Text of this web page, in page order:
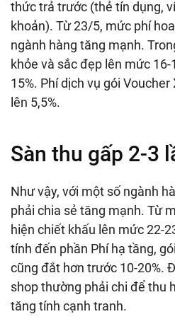
thức trả trước (thẻ tín dụng,
khoản). Từ 23/5, mức phí
ngành hàng tăng mạnh.
khỏe và sắc đẹp lên mức
15%. Phí dịch vụ gói
lên 5,5%.
Sàn thu gấp 2-3
Như vậy, với một số ngành
phải chia sẻ tăng mạnh. Từ
hiện chiết khấu lên mức 22-
tính đến phần Phí hạ tầng,
cũng đắt hơn trước 10-20%.
shop thường phải chi để thu
tăng tính cạnh tranh.